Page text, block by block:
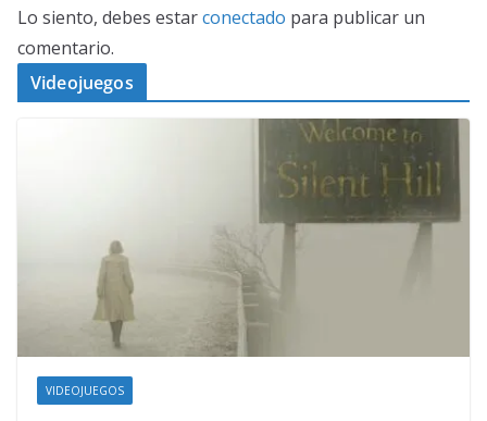
Lo siento, debes estarconectado para publicar un
comentario.
Videojuegos
VIDEOJUEGOS